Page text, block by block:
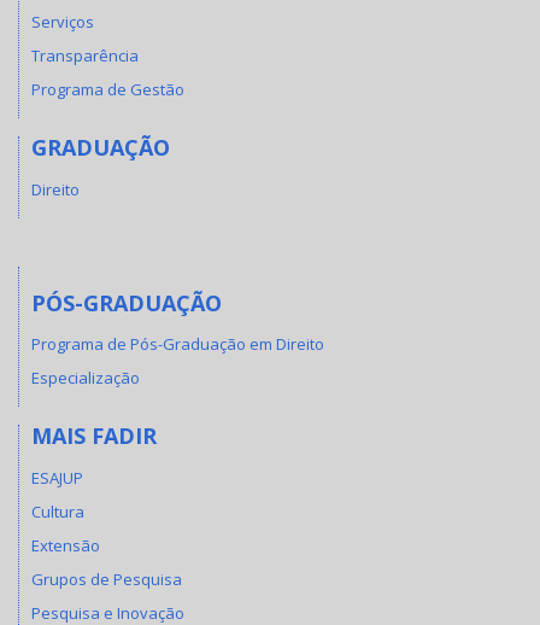
Serviços
Transparência
Programa de Gestão
GRADUAÇÃO
Direito
PÓS-GRADUAÇÃO
Programa de Pós-Graduação em Direito
Especialização
MAIS FADIR
ESAJUP
Cultura
Extensão
Grupos de Pesquisa
Pesquisa e Inovação